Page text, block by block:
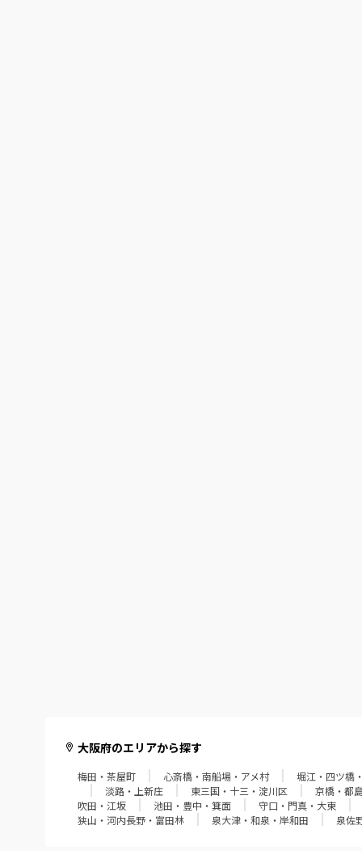
大阪府のエリアから探す
梅田・茶屋町 心斎橋・南船場・アメ村 堀江・四ツ橋
淡路・上新庄
東三国・十三・淀川区 京橋・都
吹田・江坂
池田・豊中・箕面 守口・門真・大東
狭山・河内長野・富田林
泉大津・和泉・岸和田 泉佐